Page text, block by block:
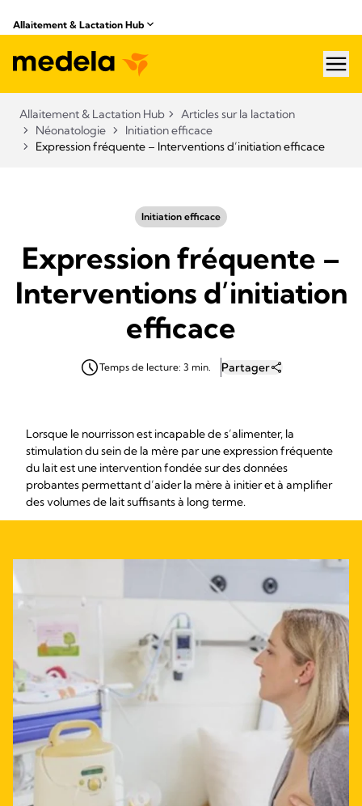
Allaitement & Lactation Hub
Allaitement & Lactation Hub
Articles sur la lactation
Néonatologie
Initiation efficace
Expression fréquente – Interventions d’initiation efficace
Initiation efficace
Expression fréquente –
Interventions d’initiation
efficace
Temps de lecture: 3 min. Partager
Lorsque le nourrisson est incapable de s’alimenter, la
stimulation du sein de la mère par une expression fréquente
du lait est une intervention fondée sur des données
probantes permettant d’aider la mère à initier et à amplifier
des volumes de lait suffisants à long terme.